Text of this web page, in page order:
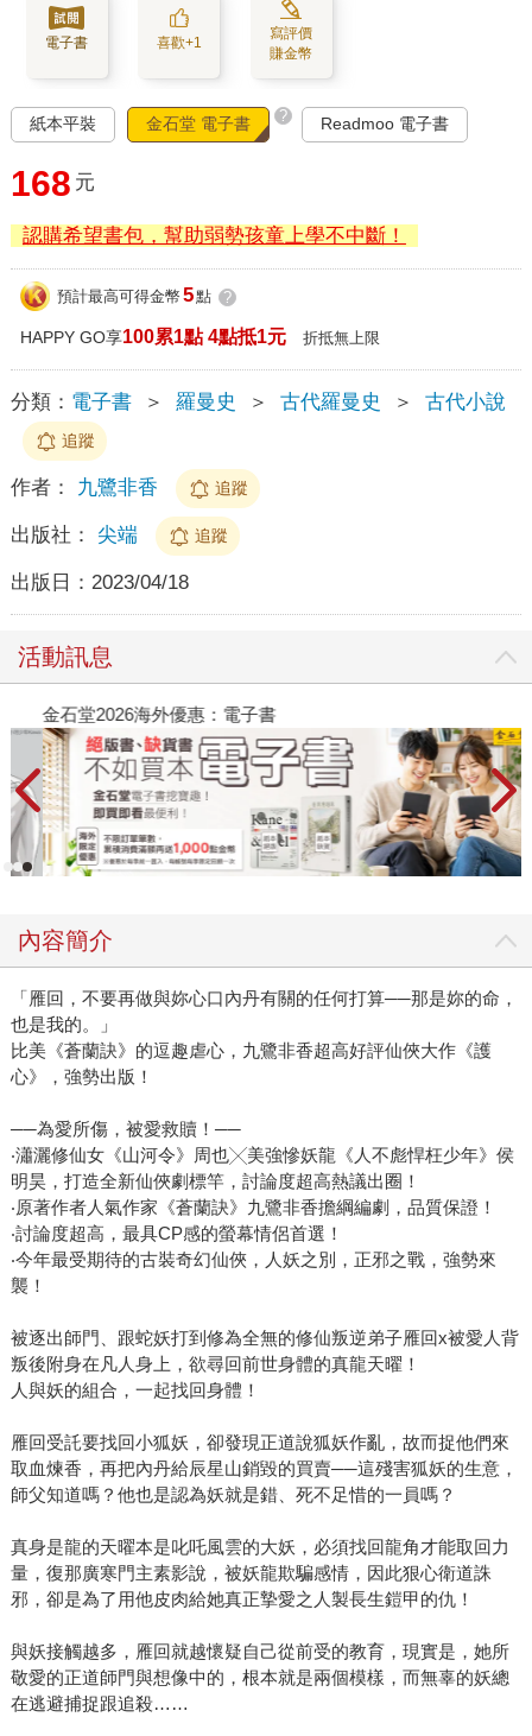
電子書 喜歡+1
寫評價
賺金幣
紙本平裝 金石堂 電子書 ? Readmoo 電子書
168 元
認購希望書包，幫助弱勢孩童上學不中斷！
預計最高可得金幣 5點 ?
HAPPY GO享100累1點 4點抵1元 折抵無上限
分類： 電子書 ＞ 羅曼史 ＞ 古代羅曼史 ＞ 古代小說
追蹤
作者： 九鷺非香 追蹤
出版社： 尖端 追蹤
出版日： 2023/04/18
活動訊息
金石堂2026海外優惠：電子書
內容簡介
「雁回，不要再做與妳心口內丹有關的任何打算──那是妳的命，
也是我的。」
比美《蒼蘭訣》的逗趣虐心，九鷺非香超高好評仙俠大作《護
心》，強勢出版！
──為愛所傷，被愛救贖！──
‧瀟灑修仙女《山河令》周也╳美強慘妖龍《人不彪悍枉少年》侯
明昊，打造全新仙俠劇標竿，討論度超高熱議出圈！
‧原著作者人氣作家《蒼蘭訣》九鷺非香擔綱編劇，品質保證！
‧討論度超高，最具CP感的螢幕情侶首選！
‧今年最受期待的古裝奇幻仙俠，人妖之別，正邪之戰，強勢來
襲！
被逐出師門、跟蛇妖打到修為全無的修仙叛逆弟子雁回x被愛人背
叛後附身在凡人身上，欲尋回前世身體的真龍天曜！
人與妖的組合，一起找回身體！
雁回受託要找回小狐妖，卻發現正道說狐妖作亂，故而捉他們來
取血煉香，再把內丹給辰星山銷毀的買賣──這殘害狐妖的生意，
師父知道嗎？他也是認為妖就是錯、死不足惜的一員嗎？
真身是龍的天曜本是叱吒風雲的大妖，必須找回龍角才能取回力
量，復那廣寒門主素影說，被妖龍欺騙感情，因此狠心衛道誅
邪，卻是為了用他皮肉給她真正摯愛之人製長生鎧甲的仇！
與妖接觸越多，雁回就越懷疑自己從前受的教育，現實是，她所
敬愛的正道師門與想像中的，根本就是兩個模樣，而無辜的妖總
在逃避捕捉跟追殺……